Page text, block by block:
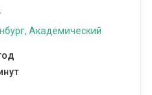
Академический